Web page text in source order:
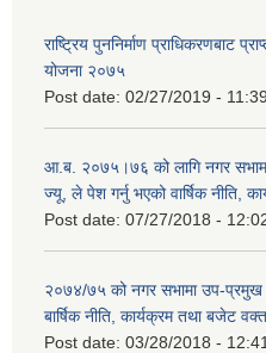
राष्ट्रिय पुननिर्माण प्राधिकरणबाट
योजना २०७५
Post date: 02/27/2019 - 11:39
आ.ब. २०७५।७६ को लागि नगर
ज्यू, ले पेश गर्नु भएको वार्षिक नीति,
Post date: 07/27/2018 -
२०७४/७५ को नगर सभामा उप-
बार्षिक नीति, कार्यक्रम तथा बजेट
Post date: 03/28/2018 - 12:41